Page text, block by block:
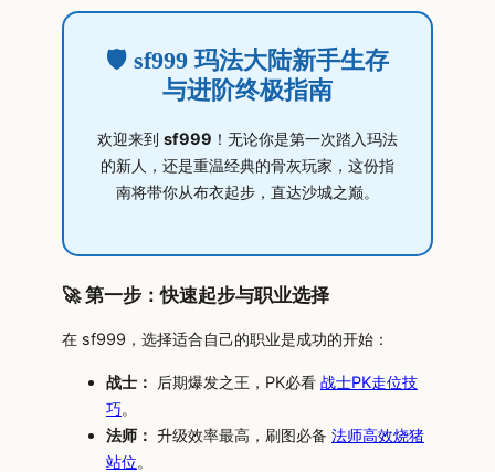
🛡️ sf999 玛法大陆新手生存
与进阶终极指南
欢迎来到 sf999 ！无论你是第一次踏入玛法
的新人，还是重温经典的骨灰玩家，这份指
南将带你从布衣起步，直达沙城之巅。
🚀 第一步：快速起步与职业选择
在 sf999，选择适合自己的职业是成功的开始：
战士： 后期爆发之王，PK必看 战士PK走位技
巧。
法师： 升级效率最高，刷图必备 法师高效烧猪
站位。